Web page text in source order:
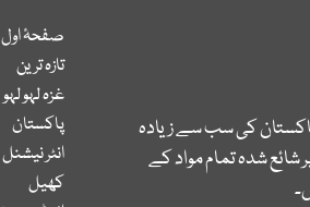
کی سب سے زیادہ
شدہ تمام مواد کے
صفحۂ اول
تازہ ترین
غزہ لہو لہو
پاکستان
انٹر نیشنل
کھیل